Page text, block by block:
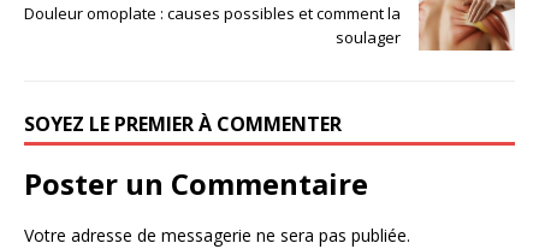
Douleur omoplate : causes possibles et comment la
soulager
SOYEZ LE PREMIER À COMMENTER
Poster un Commentaire
Votre adresse de messagerie ne sera pas publiée.